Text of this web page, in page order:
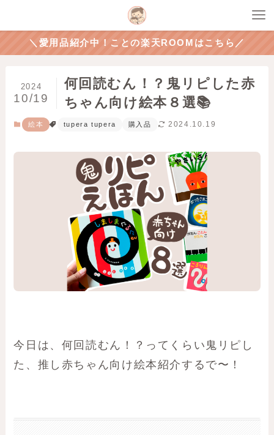
＼愛用品紹介中！ことの楽天ROOMはこちら／
何回読むん！？鬼リピした赤
ちゃん向け絵本８選📚
2024
10/19
絵本 tupera tupera 購入品 2024.10.19
今日は、何回読むん！？ってくらい鬼リピし
た、推し赤ちゃん向け絵本紹介するで〜！